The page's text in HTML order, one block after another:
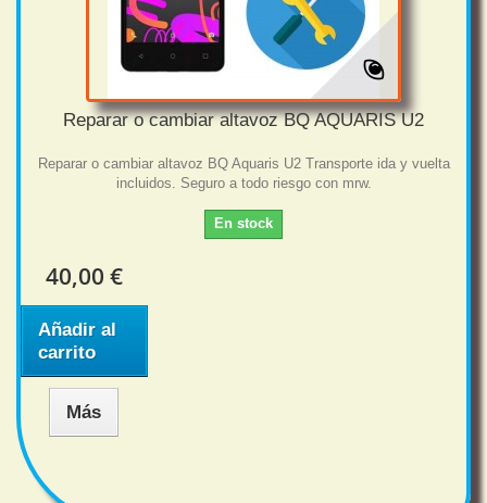
Reparar o cambiar altavoz BQ AQUARIS U2
Reparar o cambiar altavoz BQ Aquaris U2 Transporte ida y vuelta
incluidos. Seguro a todo riesgo con mrw.
En stock
40,00 €
Añadir al
carrito
Más